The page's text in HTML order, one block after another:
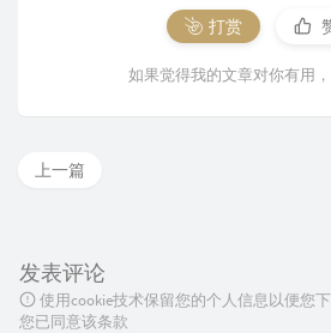
打赏
如果觉得我的文章对你有用
上一篇
发表评论
使用cookie技术保留您的个人信息以便您
您已同意该条款